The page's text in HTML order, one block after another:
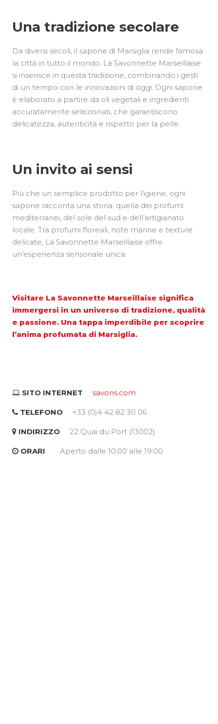
Una tradizione secolare
Da diversi secoli, il sapone di Marsiglia rende famosa
la città in tutto il mondo. La Savonnette Marseillaise
si inserisce in questa tradizione, combinando i gesti
di un tempo con le innovazioni di oggi. Ogni sapone
è elaborato a partire da oli vegetali e ingredienti
accuratamente selezionati, che garantiscono
delicatezza, autenticità e rispetto per la pelle.
Un invito ai sensi
Più che un semplice prodotto per l’igiene, ogni
sapone racconta una storia: quella dei profumi
mediterranei, del sole del sud e dell’artigianato
locale. Tra profumi floreali, note marine e texture
delicate, La Savonnette Marseillaise offre
un’esperienza sensoriale unica.
Visitare La Savonnette Marseillaise significa
immergersi in un universo di tradizione, qualità
e passione. Una tappa imperdibile per scoprire
l’anima profumata di Marsiglia.
SITO INTERNET savons.com
TELEFONO +33 (0)4 42 82 30 06
INDIRIZZO 22 Quai du Port (13002)
ORARI Aperto dalle 10:00 alle 19:00